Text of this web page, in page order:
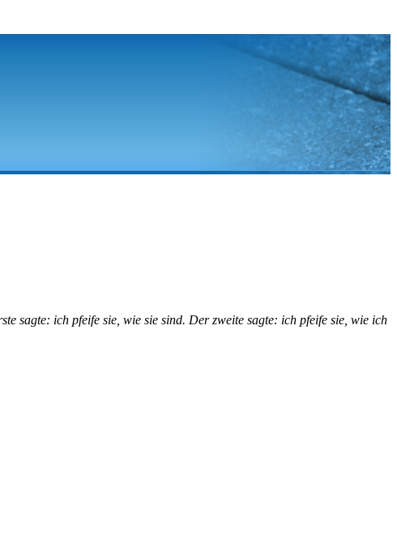
sagte: ich pfeife sie, wie sie sind. Der zweite sagte: ich pfeife sie, wie ich